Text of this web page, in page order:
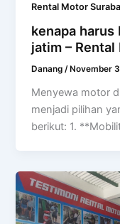
Rental Motor
kenapa
jatim – Rental
Danang/ November
Menyewa motor
menjadi pilihan
berikut: 1.